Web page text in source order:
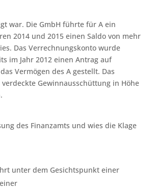
war. Die GmbH führte für A ein
2014 und 2015 einen Saldo von mehr
Das Verrechnungskonto wurde
im Jahr 2012 einen Antrag auf
Vermögen des A gestellt. Das
Gewinnausschüttung in Höhe
des Finanzamts und wies die Klage
unter dem Gesichtspunkt einer